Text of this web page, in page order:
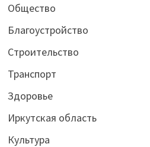
Общество
Благоустройство
Строительство
Транспорт
Здоровье
Иркутская область
Культура